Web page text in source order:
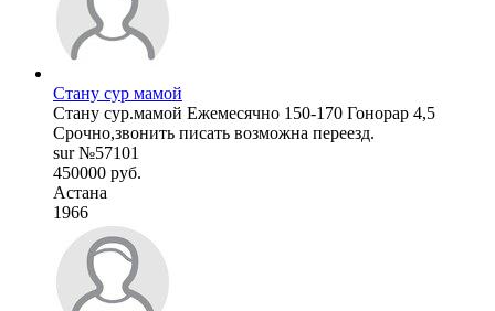
Стану сур мамой
Стану сур.мамой Ежемесячно 150-170 Гонорар 4,5
Срочно,звонить писать возможна переезд.
sur №57101
450000 руб.
Астана
1966